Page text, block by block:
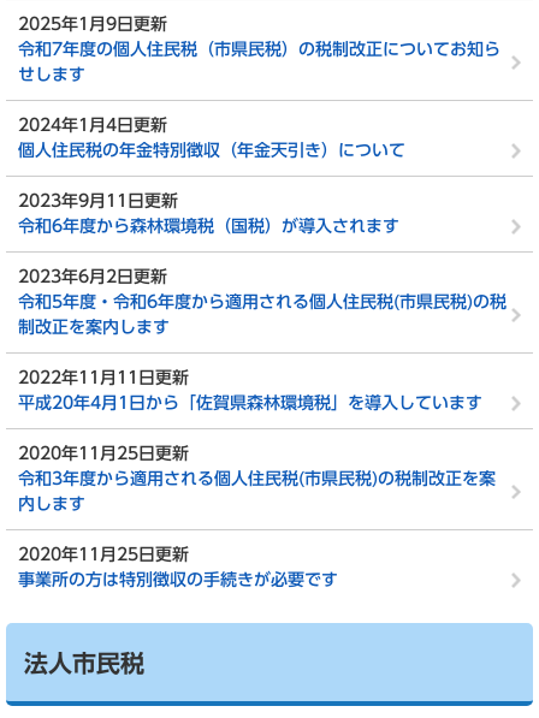
2025年1月9日更新
令和7年度の個人住民税（市県民税）の税制改正についてお知ら
せします
2024年1月4日更新
個人住民税の年金特別徴収（年金天引き）について
2023年9月11日更新
令和6年度から森林環境税（国税）が導入されます
2023年6月2日更新
令和5年度・令和6年度から適用される個人住民税(市県民税)の税
制改正を案内します
2022年11月11日更新
平成20年4月1日から「佐賀県森林環境税」を導入しています
2020年11月25日更新
令和3年度から適用される個人住民税(市県民税)の税制改正を案
内します
2020年11月25日更新
事業所の方は特別徴収の手続きが必要です
法人市民税